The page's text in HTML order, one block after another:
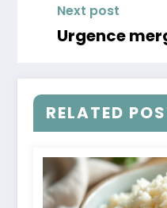
Next post
Urgence
RELATED